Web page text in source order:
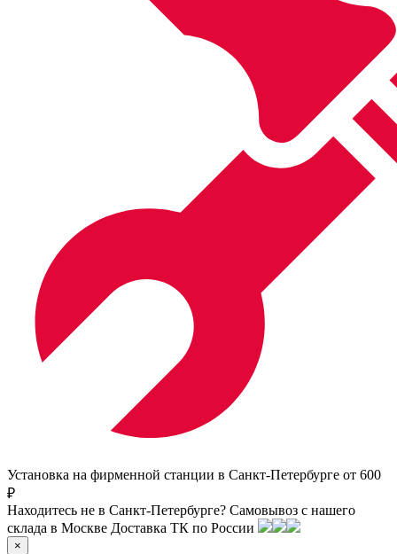
Установка на фирменной станции в Санкт-Петербурге от 600
₽
Находитесь не в Санкт-Петербурге? Самовывоз с нашего
склада в Москве Доставка ТК по России
×